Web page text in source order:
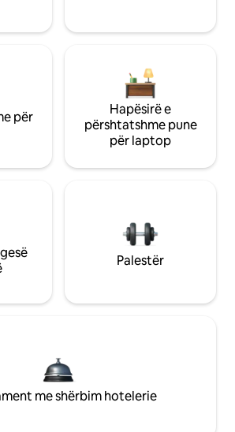
për
Hapësirë e
përshtatshme pune
për laptop
Palestër
me shërbim hotelerie